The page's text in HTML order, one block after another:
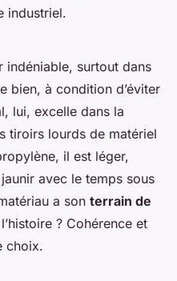
industriel.
indéniable, surtout dans
bien, à condition d’éviter
lui, excelle dans la
tiroirs lourds de matériel
il est léger,
avec le temps sous
a son terrain de
? Cohérence et
choix.